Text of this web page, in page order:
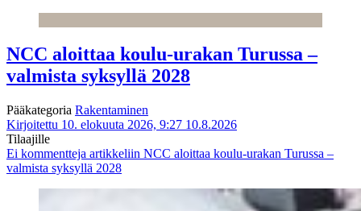
NCC aloittaa koulu-urakan Turussa –
valmista syksyllä 2028
Pääkategoria Rakentaminen
Kirjoitettu 10. elokuuta 2026, 9:27 10.8.2026
Tilaajille
Ei kommentteja artikkeliin NCC aloittaa koulu-urakan Turussa –
valmista syksyllä 2028